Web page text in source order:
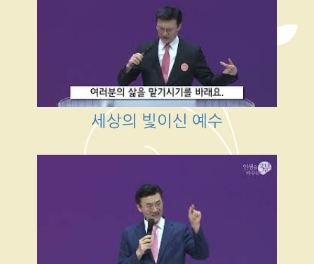
세상의 빛이신 예수